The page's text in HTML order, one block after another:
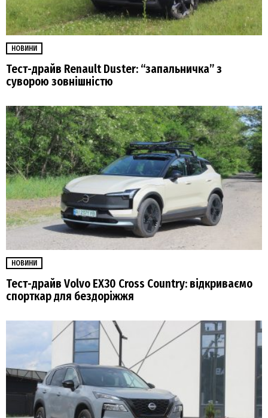
НОВИНИ
Тест-драйв Renault Duster: “запальничка” з
суворою зовнішністю
НОВИНИ
Тест-драйв Volvo EX30 Cross Country: відкриваємо
спорткар для бездоріжжя